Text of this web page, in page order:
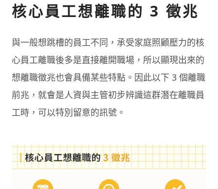
核心員工想離職的 3 徵兆
與一般想跳槽的員工不同，承受家庭照顧壓力的核
心員工離職後多是直接離開職場，所以顯現出來的
想離職徵兆也會具備某些特點。因此以下 3 個離職
前兆，就會是人資與主管初步辨識這群潛在離職員
工時，可以特別留意的訊號。